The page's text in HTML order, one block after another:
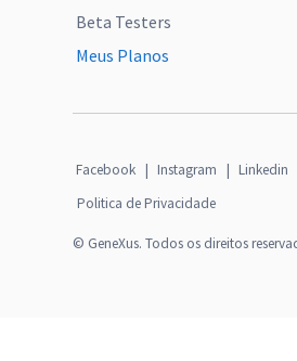
Beta Testers
Meus Planos
Facebook | Instagram | Linkedin
Politica de Privacidade
© GeneXus. Todos os direitos